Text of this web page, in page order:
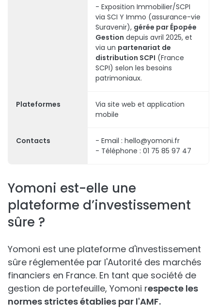
- Exposition Immobilier/SCPI
via SCI Y Immo (assurance-vie
Suravenir), gérée par Épopée
Gestion depuis avril 2025, et
via un partenariat de
distribution SCPI (France
SCPI) selon les besoins
patrimoniaux.
Plateformes
Via site web et application
mobile
Contacts
- Email : hello@yomoni.fr
- Téléphone : 01 75 85 97 47
Yomoni est-elle une
plateforme d’investissement
sûre ?
Yomoni est une plateforme d'investissement
sûre réglementée par l'Autorité des marchés
financiers en France. En tant que société de
gestion de portefeuille, Yomoni respecte les
normes strictes établies par l'AMF.